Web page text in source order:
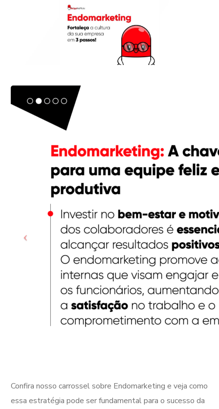
Confira nosso carrossel sobre Endomarketing e veja como
essa estratégia pode ser fundamental para o sucesso da